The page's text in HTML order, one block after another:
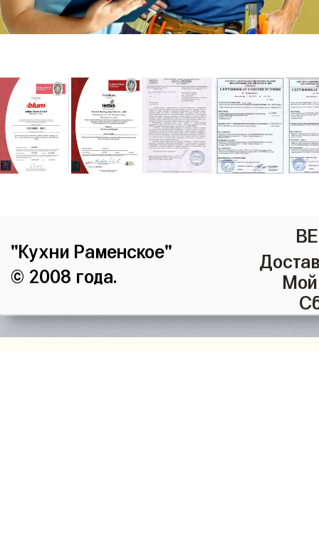
"Кухни Раменское"
© 2008 года.